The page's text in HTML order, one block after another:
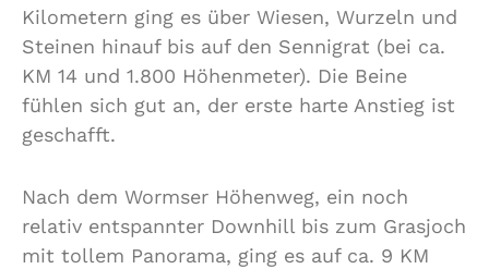
Kilometern ging es über Wiesen, Wurzeln und
Steinen hinauf bis auf den Sennigrat (bei ca.
KM 14 und 1.800 Höhenmeter). Die Beine
fühlen sich gut an, der erste harte Anstieg ist
geschafft.
Nach dem Wormser Höhenweg, ein noch
relativ entspannter Downhill bis zum Grasjoch
mit tollem Panorama, ging es auf ca. 9 KM